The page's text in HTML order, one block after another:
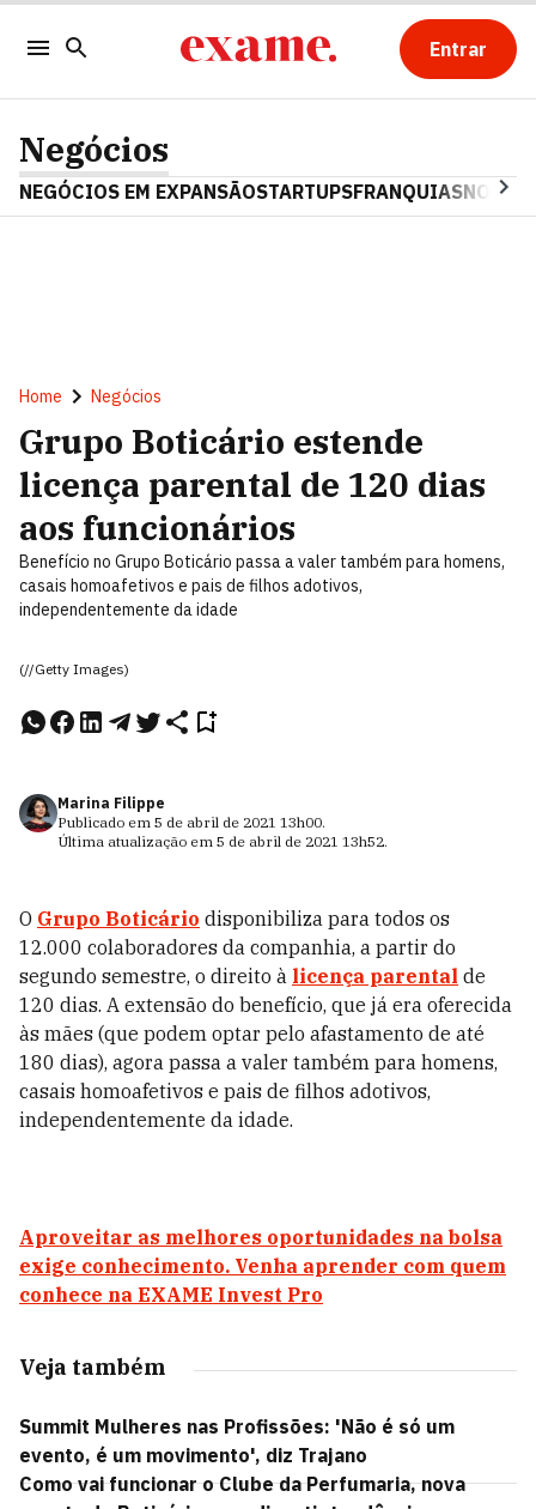
Entrar
Negócios
NEGÓCIOS EM EXPANSÃOSTARTUPSFRANQUIAS
Home Negócios
Grupo Boticário estende
licença parental de 120 dias
aos funcionários
Benefício no Grupo Boticário passa a valer também para homens,
casais homoafetivos e pais de filhos adotivos,
independentemente da idade
(//Getty Images)
Marina Filippe
Publicado em 5 de abril de 2021 13h00.
Última atualização em 5 de abril de 2021 13h52.
O Grupo Boticário disponibiliza para todos os
12.000 colaboradores da companhia, a partir do
segundo semestre, o direito à licença parental de
120 dias. A extensão do benefício, que já era oferecida
às mães (que podem optar pelo afastamento de até
180 dias), agora passa a valer também para homens,
casais homoafetivos e pais de filhos adotivos,
independentemente da idade.
Aproveitar as melhores oportunidades na bolsa
exige conhecimento. Venha aprender com quem
conhece na EXAME Invest Pro
Veja também
Summit Mulheres nas Profissões: 'Não é só um
evento, é um movimento', diz Trajano
Como vai funcionar o Clube da Perfumaria, nova